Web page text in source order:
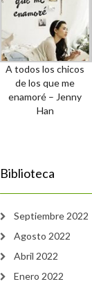
A todos los chicos
de los que me
enamoré – Jenny
Han
Biblioteca
Septiembre 2022
Agosto 2022
Abril 2022
Enero 2022